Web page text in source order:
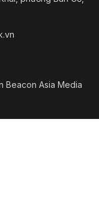
Beacon Asia Media